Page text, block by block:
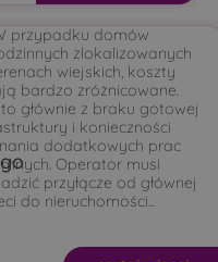
przypadku domów
zlokalizowanych
wiejskich, koszty
bardzo zróżnicowane.
głównie z braku gotowej
i konieczności
dodatkowych prac
Operator musi
przyłącze od głównej
do nieruchomości...